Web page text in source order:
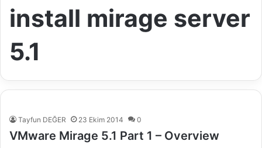
install mirage server
5.1
Tayfun DEĞER 23 Ekim 2014 0
VMware Mirage 5.1 Part 1 – Overview